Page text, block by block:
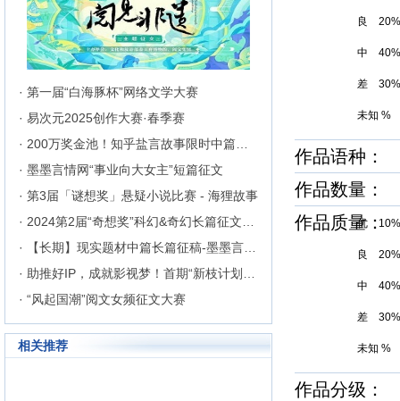
· 第一届“白海豚杯”网络文学大赛
· 易次元2025创作大赛·春季赛
· 墨墨言情网“事业向大女主”短篇征文
· 第3届「谜想奖」悬疑小说比赛 - 海狸故事
· “风起国潮”阅文女频征文大赛
相关推荐
良 20%
中 40%
差 30%
未知 %
作品语种：
作品数量
作品质量优 10%
良 20%
中 40%
差 30%
未知 %
作品分级：